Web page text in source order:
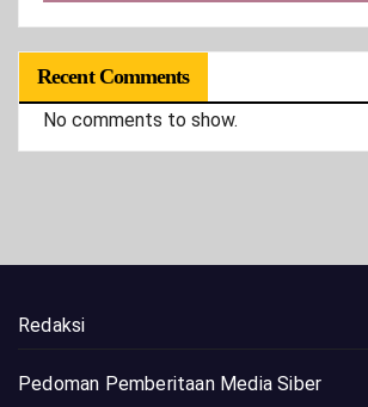
Recent Comments
No comments to show.
Redaksi
Pedoman Pemberitaan Media Siber